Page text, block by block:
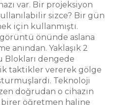
var. Bir projeksiyon
sizce? Bir gün
için kullanmıştı.
önünde aslana
anından. Yaklaşık 2
Blokları dengede
taktikler vererek gölge
Teknoloji
doğrudan o cihazın
öğretmen haline